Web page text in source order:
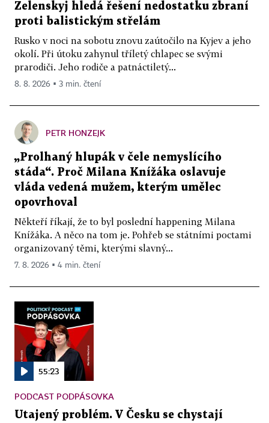
Zelenskyj hledá řešení nedostatku zbraní
proti balistickým střelám
Rusko v noci na sobotu znovu zaútočilo na Kyjev a jeho
okolí. Při útoku zahynul tříletý chlapec se svými
prarodiči. Jeho rodiče a patnáctiletý...
8. 8. 2026 ▪ 3 min. čtení
PETR HONZEJK
„Prolhaný hlupák v čele nemyslícího
stáda“. Proč Milana Knížáka oslavuje
vláda vedená mužem, kterým umělec
opovrhoval
Někteří říkají, že to byl poslední happening Milana
Knížáka. A něco na tom je. Pohřeb se státními poctami
organizovaný těmi, kterými slavný...
7. 8. 2026 ▪ 4 min. čtení
55:23
PODCAST PODPÁSOVKA
Utajený problém. V Česku se chystají